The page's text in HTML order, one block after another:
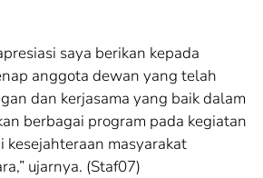
saya berikan kepada
anggota dewan yang telah
dan kerjasama yang baik dalam
berbagai program pada kegiatan
kesejahteraan masyarakat
ujarnya. (Staf07)